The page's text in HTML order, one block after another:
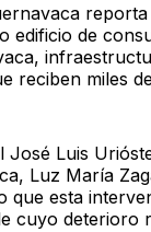
edificio de
reciben miles
José Luis
Luz María
que esta
cuyo